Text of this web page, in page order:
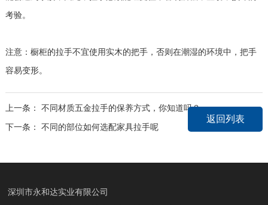
考验。
注意：橱柜的拉手不宜使用实木的把手，否则在潮湿的环境中，把手
容易变形。
返回列表
上一条： 不同材质五金拉手的保养方式，你知道吗？
下一条： 不同的部位如何选配家具拉手呢
深圳市永和达实业有限公司